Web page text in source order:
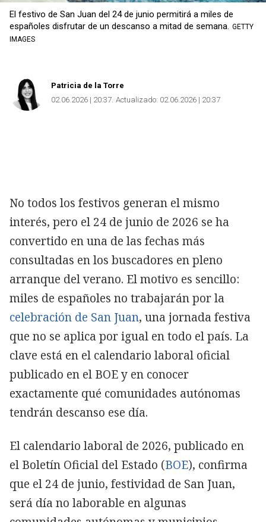
El festivo de San Juan del 24 de junio permitirá a miles de
españoles disfrutar de un descanso a mitad de semana. GETTY
IMAGES
Patricia de la Torre
02.06.2026 | 20:37 Actualizado: 02.06.2026 | 20:37
No todos los festivos generan el mismo
interés, pero el 24 de junio de 2026 se ha
convertido en una de las fechas más
consultadas en los buscadores en pleno
arranque del verano. El motivo es sencillo:
miles de españoles no trabajarán por la
celebración de San Juan, una jornada festiva
que no se aplica por igual en todo el país. La
clave está en el calendario laboral oficial
publicado en el BOE y en conocer
exactamente qué comunidades autónomas
tendrán descanso ese día.
El calendario laboral de 2026, publicado en
el Boletín Oficial del Estado (BOE), confirma
que el 24 de junio, festividad de San Juan,
será día no laborable en algunas